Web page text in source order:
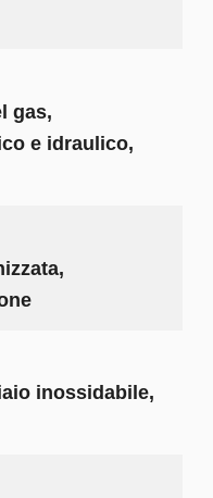
gas,
e idraulico,
inossidabile,